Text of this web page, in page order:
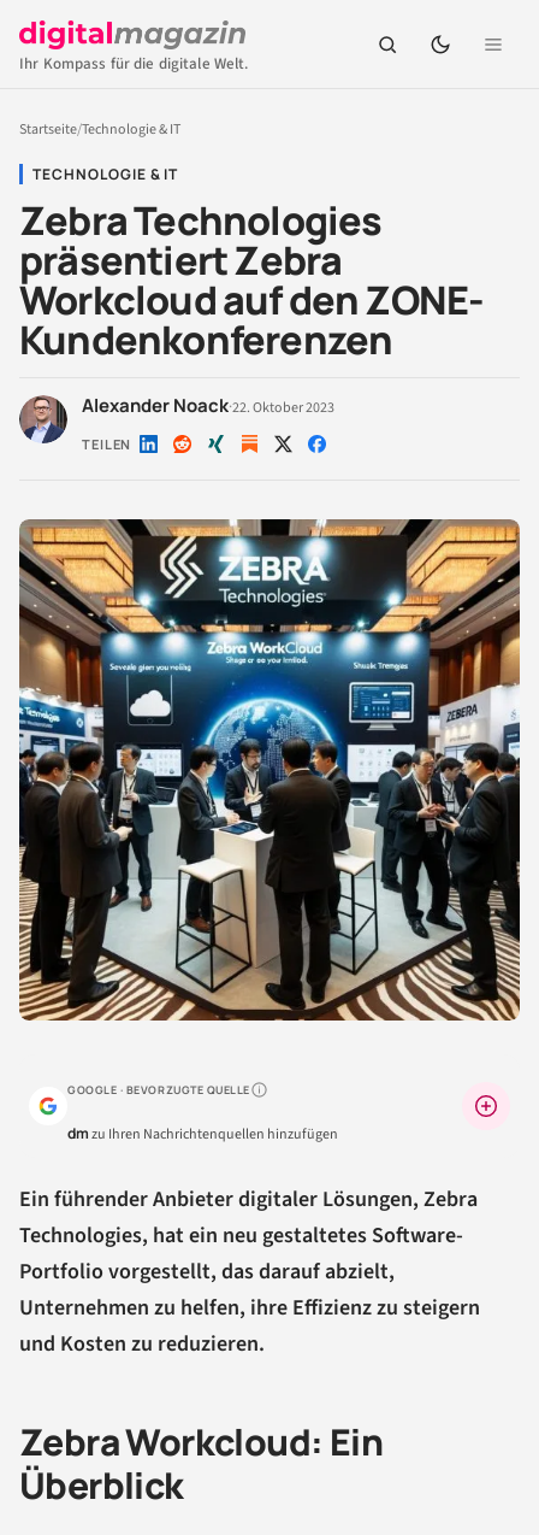
Ihr Kompass für die digitale Welt.
Startseite/Technologie & IT
TECHNOLOGIE & IT
Zebra Technologies
präsentiert Zebra
Workcloud auf den ZONE-
Kundenkonferenzen
Alexander Noack·22. Oktober 2023
TEILEN Auf Auf Auf Auf Auf
GOOGLE · BEVORZUGTE QUELLEWarum lohnt sich das?
dmzu Ihren Nachrichtenquellen hinzufügen
Ein führender Anbieter digitaler Lösungen, Zebra
Technologies, hat ein neu gestaltetes Software-
Portfolio vorgestellt, das darauf abzielt,
Unternehmen zu helfen, ihre Effizienz zu steigern
und Kosten zu reduzieren.
Zebra Workcloud: Ein
Überblick